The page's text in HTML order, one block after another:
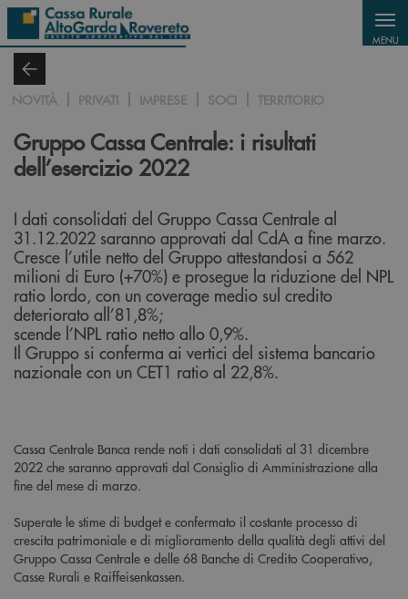
Salta al contenuto principale
MENU
NOVITÀ PRIVATI IMPRESE SOCI TERRITORIO
Gruppo Cassa Centrale: i risultati
dell’esercizio 2022
I dati consolidati del Gruppo Cassa Centrale al
31.12.2022 saranno approvati dal CdA a fine marzo.
Cresce l’utile netto del Gruppo attestandosi a 562
milioni di Euro (+70%) e prosegue la riduzione del NPL
ratio lordo, con un coverage medio sul credito
deteriorato all’81,8%;
scende l’NPL ratio netto allo 0,9%.
Il Gruppo si conferma ai vertici del sistema bancario
nazionale con un CET1 ratio al 22,8%.
Cassa Centrale Banca rende noti i dati consolidati al 31 dicembre
2022 che saranno approvati dal Consiglio di Amministrazione alla
fine del mese di marzo.
Superate le stime di budget e confermato il costante processo di
crescita patrimoniale e di miglioramento della qualità degli attivi del
Gruppo Cassa Centrale e delle 68 Banche di Credito Cooperativo,
Casse Rurali e Raiffeisenkassen.